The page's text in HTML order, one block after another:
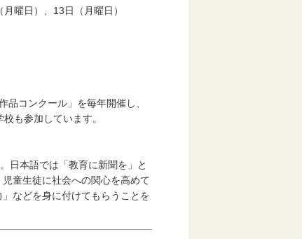
日）、13日（月曜日）
コンクール」を毎年開催し、
も参加しています。
日本語では「教育に新聞を」と
童生徒に社会への関心を高めて
などを身に付けてもらうことを